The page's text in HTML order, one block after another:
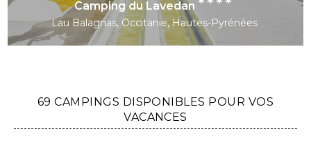
Camping du Lavedan
Lau Balagnas, Occitanie, Hautes-Pyrénées
69 CAMPINGS DISPONIBLES POUR VOS
VACANCES